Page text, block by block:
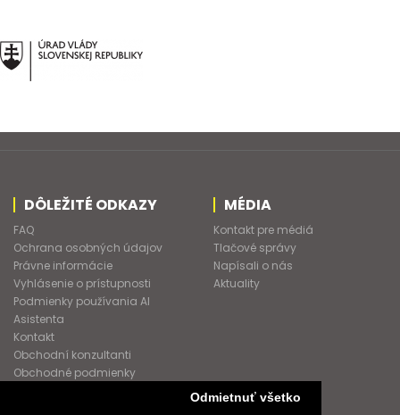
Odmietnuť všetko
DÔLEŽITÉ ODKAZY
FAQ
Ochrana osobných údajov
Právne informácie
Vyhlásenie o prístupnosti
Podmienky používania AI
Asistenta
Kontakt
Obchodní konzultanti
Obchodné podmienky
MÉDIA
Kontakt pre médiá
Tlačové správy
Napísali o nás
Aktuality